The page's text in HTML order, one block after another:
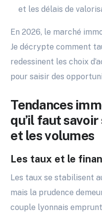
et les délais de
En 2026, le marché
Je décrypte comment
redessinent les choix
pour saisir des
Tendances
qu’il faut
et les volumes
Les taux et le
Les taux se stabilisent
mais la prudence
couple lyonnais